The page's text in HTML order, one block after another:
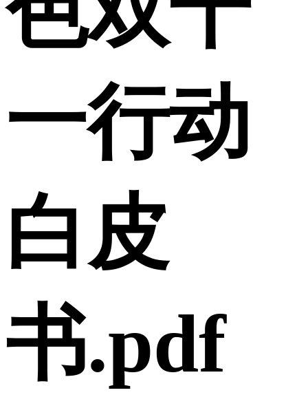
一行动
白皮
书.pdf